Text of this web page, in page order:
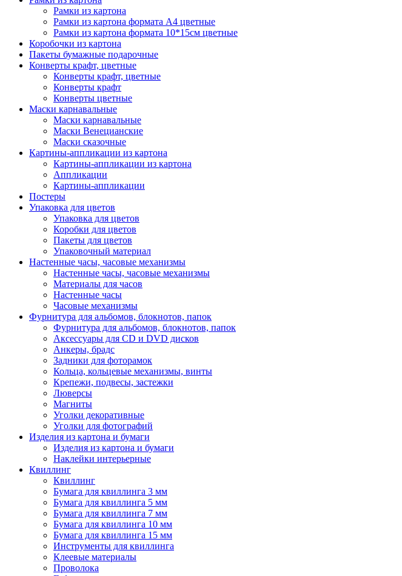
Рамки из картона
Рамки из картона формата А4 цветные
Рамки из картона формата 10*15см цветные
Коробочки из картона
Пакеты бумажные подарочные
Конверты крафт, цветные
Конверты крафт, цветные
Конверты крафт
Конверты цветные
Маски карнавальные
Маски карнавальные
Маски Венецианские
Маски сказочные
Картины-аппликации из картона
Картины-аппликации из картона
Аппликации
Картины-аппликации
Постеры
Упаковка для цветов
Упаковка для цветов
Коробки для цветов
Пакеты для цветов
Упаковочный материал
Настенные часы, часовые механизмы
Настенные часы, часовые механизмы
Материалы для часов
Настенные часы
Часовые механизмы
Фурнитура для альбомов, блокнотов, папок
Фурнитура для альбомов, блокнотов, папок
Аксессуары для CD и DVD дисков
Анкеры, брадс
Задники для фоторамок
Кольца, кольцевые механизмы, винты
Крепежи, подвесы, застежки
Люверсы
Магниты
Уголки декоративные
Уголки для фотографий
Изделия из картона и бумаги
Изделия из картона и бумаги
Наклейки интерьерные
Квиллинг
Квиллинг
Бумага для квиллинга 3 мм
Бумага для квиллинга 5 мм
Бумага для квиллинга 7 мм
Бумага для квиллинга 10 мм
Бумага для квиллинга 15 мм
Инструменты для квиллинга
Клеевые материалы
Проволока